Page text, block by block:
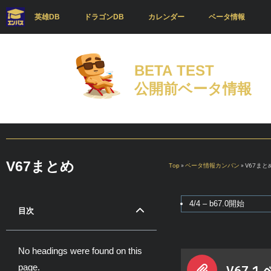
英雄DB ドラゴンDB カレンダー ベータ情報
BETA TEST
公開前ベータ情報​
V67まとめ
目次
No headings were found on this
page.
Top » ベータ情報カンバン » V67まと
4/4 – b67.0開始